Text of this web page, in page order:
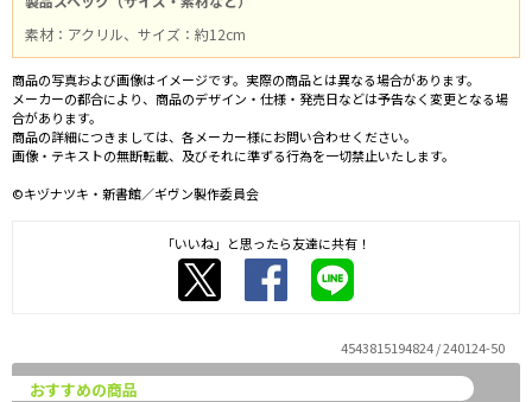
素材：アクリル、サイズ：約12cm
商品の写真および画像はイメージです。実際の商品とは異なる場合があります。
メーカーの都合により、商品のデザイン・仕様・発売日などは予告なく変更となる場
合があります。
商品の詳細につきましては、各メーカー様にお問い合わせください。
画像・テキストの無断転載、及びそれに準ずる行為を一切禁止いたします。
©キヅナツキ・新書館／ギヴン製作委員会
「いいね」と思ったら友達に共有！
4543815194824 / 240124-50
おすすめの商品